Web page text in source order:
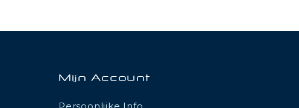
Mijn Account
Persoonlijke Info